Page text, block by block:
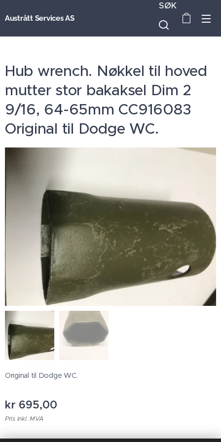
Austrått Services AS
SØK
Hub wrench. Nøkkel til hoved
mutter stor bakaksel Dim 2
9/16, 64-65mm CC916083
Original til Dodge WC.
Original til Dodge WC.
kr 695,00
Pris inkl. MVA